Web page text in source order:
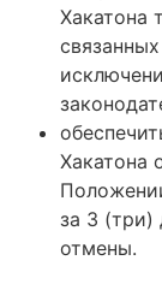
Хакатона
Хакатона
за 3 (три)
отмены.